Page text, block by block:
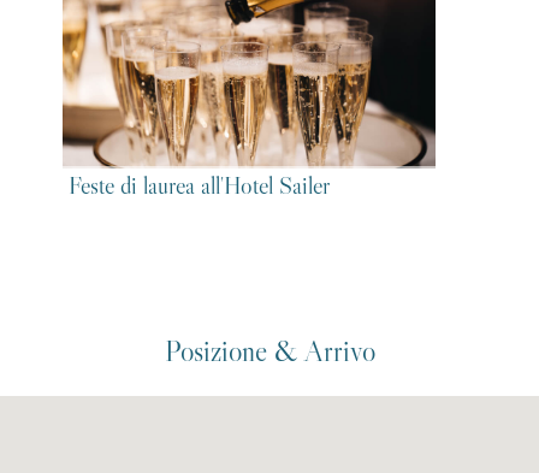
Feste di laurea all'Hotel Sailer
Posizione & Arrivo